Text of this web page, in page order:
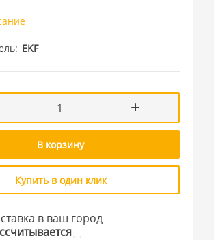
EKF
В корзину
Купить в один клик
в ваш город